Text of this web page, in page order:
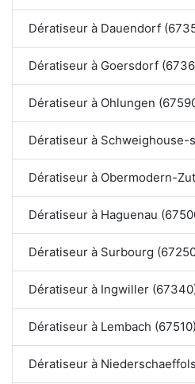
Dératiseur à Dauendorf
Dératiseur à Goersdorf
Dératiseur à Ohlungen
Dératiseur à Schweighouse-
Dératiseur à Obermodern-
Dératiseur à Haguenau
Dératiseur à Surbourg
Dératiseur à Ingwiller
Dératiseur à Lembach (67510)
Dératiseur à